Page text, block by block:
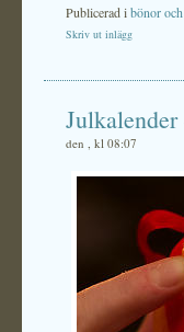
Publicerad ibönor
Skriv ut inlägg
den , kl 08:07